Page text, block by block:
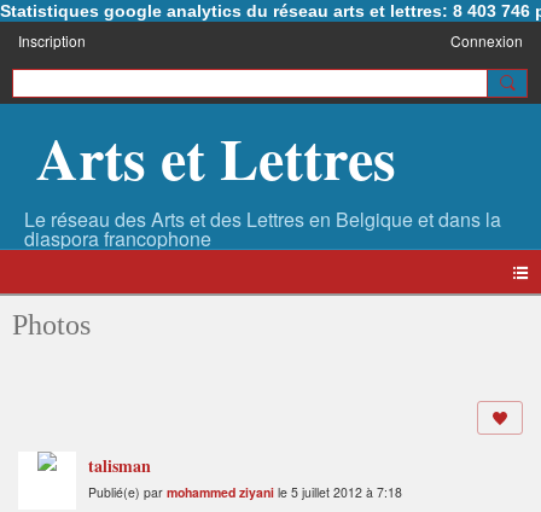
Statistiques google analytics du réseau arts et lettres: 8 403 746
Inscription Connexion
Arts et Lettres
Photos
talisman
Publié(e) par mohammed ziyani le 5 juillet 2012 à 7:18